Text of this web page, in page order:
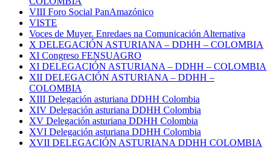
VIII Foro Social PanAmazónico
VISTE
Voces de Muyer. Enredaes na Comunicación Alternativa
X DELEGACIÓN ASTURIANA – DDHH – COLOMBIA
XI Congreso FENSUAGRO
XI DELEGACIÓN ASTURIANA – DDHH – COLOMBIA
XII DELEGACIÓN ASTURIANA – DDHH –
COLOMBIA
XIII Delegación asturiana DDHH Colombia
XIV Delegación asturiana DDHH Colombia
XV Delegación asturiana DDHH Colombia
XVI Delegación asturiana DDHH Colombia
XVII DELEGACIÓN ASTURIANA DDHH COLOMBIA